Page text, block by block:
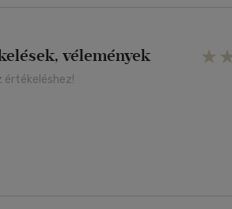
vélemények
értékeléshez!